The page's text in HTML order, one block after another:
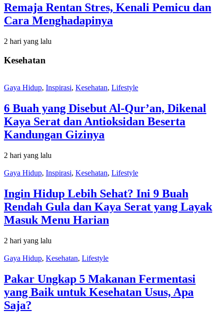
Remaja Rentan Stres, Kenali Pemicu dan
Cara Menghadapinya
2 hari yang lalu
Kesehatan
Gaya Hidup, Inspirasi, Kesehatan, Lifestyle
6 Buah yang Disebut Al-Qur’an, Dikenal
Kaya Serat dan Antioksidan Beserta
Kandungan Gizinya
2 hari yang lalu
Gaya Hidup, Inspirasi, Kesehatan, Lifestyle
Ingin Hidup Lebih Sehat? Ini 9 Buah
Rendah Gula dan Kaya Serat yang Layak
Masuk Menu Harian
2 hari yang lalu
Gaya Hidup, Kesehatan, Lifestyle
Pakar Ungkap 5 Makanan Fermentasi
yang Baik untuk Kesehatan Usus, Apa
Saja?